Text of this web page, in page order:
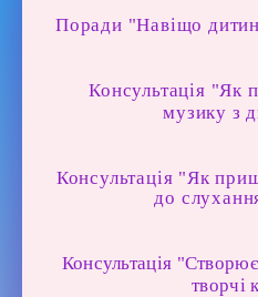
Поради "Навіщо
Консультація "Як
музику з
Консультація "Як
до
Консультація
творчі